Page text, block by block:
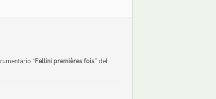
“Fellini premières fois” del